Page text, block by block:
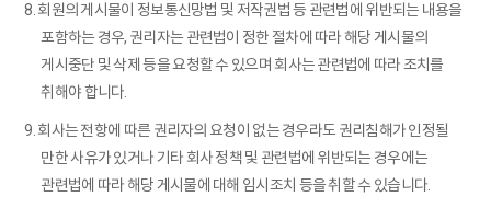
8. 회원의 게시물이 정보통신망법 및 저작권법 등 관련법에 위반되는 내용을
포함하는 경우, 권리자는 관련법이 정한 절차에 따라 해당 게시물의
게시중단 및 삭제 등을 요청할 수 있으며 회사는 관련법에 따라 조치를
취해야 합니다.
9. 회사는 전항에 따른 권리자의 요청이 없는 경우라도 권리침해가 인정될
만한 사유가 있거나 기타 회사 정책 및 관련법에 위반되는 경우에는
관련법에 따라 해당 게시물에 대해 임시조치 등을 취할 수 있습니다.